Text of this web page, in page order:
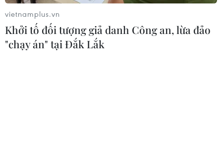
#Chung cư cao cấp
vietnamplus.vn
Khởi tố đối tượng giả danh Công an, lừa đảo
"chạy án" tại Đắk Lắk